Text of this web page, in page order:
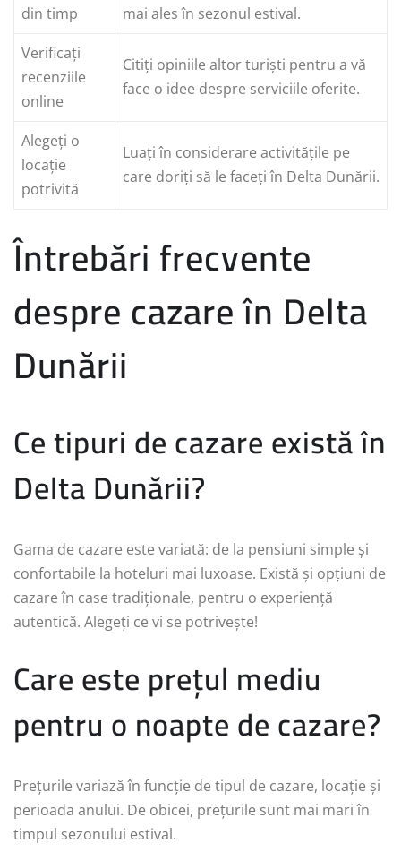
din timp
mai ales în sezonul estival.
Verificați
recenziile
online
Citiți opiniile altor turiști pentru a vă
face o idee despre serviciile oferite.
Alegeți o
locație
potrivită
Luați în considerare activitățile pe
care doriți să le faceți în Delta Dunării.
Întrebări frecvente
despre cazare în Delta
Dunării
Ce tipuri de cazare există în
Delta Dunării?
Gama de cazare este variată: de la pensiuni simple și
confortabile la hoteluri mai luxoase. Există și opțiuni de
cazare în case tradiționale, pentru o experiență
autentică. Alegeți ce vi se potrivește!
Care este prețul mediu
pentru o noapte de cazare?
Prețurile variază în funcție de tipul de cazare, locație și
perioada anului. De obicei, prețurile sunt mai mari în
timpul sezonului estival.